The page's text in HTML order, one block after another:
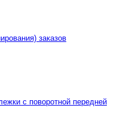
заказов
с поворотной передней